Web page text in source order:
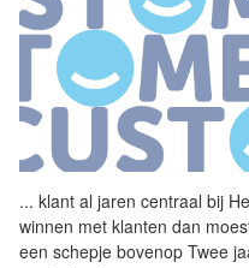
... klant al jaren centraal bij
winnen met klanten dan
een schepje bovenop Twee